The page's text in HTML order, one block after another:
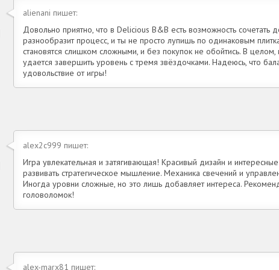
alienani пишет:
Довольно приятно, что в Delicious B&B есть возможность сочетать
разнообразит процесс, и ты не просто лупишь по одинаковым
становятся слишком сложными, и без покупок не обойтись. В
удается завершить уровень с тремя звёздочками. Надеюсь, что
удовольствие от игры!
alex2c999 пишет:
Игра увлекательная и затягивающая! Красивый дизайн и
развивать стратегическое мышление. Механика свечений и
Иногда уровни сложные, но это лишь добавляет интереса.
головоломок!
alex-marx81 пишет: